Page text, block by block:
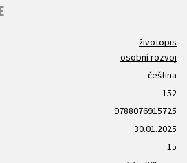
životopis
osobní rozvoj
čeština
152
9788076915725
30.01.2025
15